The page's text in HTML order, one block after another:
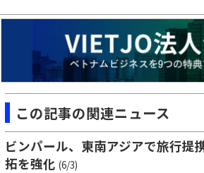
この記事の関連ニュース
ビンパール、東南アジアで旅行
拓を強化 (6/3)